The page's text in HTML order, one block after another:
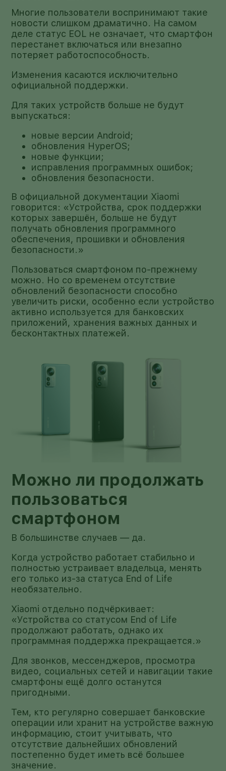
Многие пользователи воспринимают такие
новости слишком драматично. На самом
деле статус EOL не означает, что смартфон
перестанет включаться или внезапно
потеряет работоспособность.
Изменения касаются исключительно
официальной поддержки.
Для таких устройств больше не будут
выпускаться:
новые версии Android;
обновления HyperOS;
новые функции;
исправления программных ошибок;
обновления безопасности.
В официальной документации Xiaomi
говорится: «Устройства, срок поддержки
которых завершён, больше не будут
получать обновления программного
обеспечения, прошивки и обновления
безопасности.»
Пользоваться смартфоном по-прежнему
можно. Но со временем отсутствие
обновлений безопасности способно
увеличить риски, особенно если устройство
активно используется для банковских
приложений, хранения важных данных и
бесконтактных платежей.
Можно ли продолжать
пользоваться
смартфоном
В большинстве случаев — да.
Когда устройство работает стабильно и
полностью устраивает владельца, менять
его только из-за статуса End of Life
необязательно.
Xiaomi отдельно подчёркивает:
«Устройства со статусом End of Life
продолжают работать, однако их
программная поддержка прекращается.»
Для звонков, мессенджеров, просмотра
видео, социальных сетей и навигации такие
смартфоны ещё долго останутся
пригодными.
Тем, кто регулярно совершает банковские
операции или хранит на устройстве важную
информацию, стоит учитывать, что
отсутствие дальнейших обновлений
постепенно будет иметь всё большее
значение.